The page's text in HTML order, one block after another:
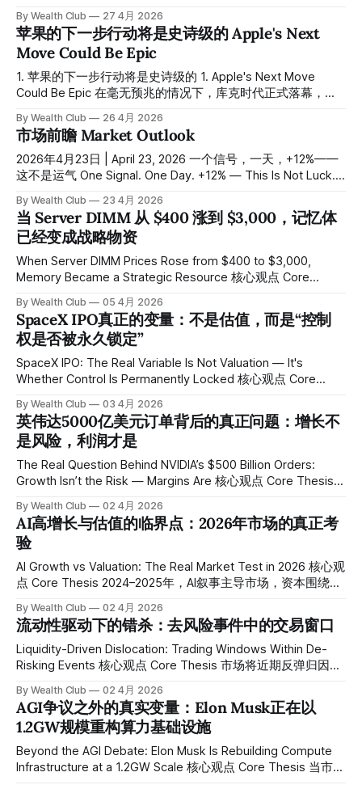
盈利能力最强的公司。如今，特斯拉、英伟达以及其他正在打
造下一代产品的公司引领潮流。只有名字变了。 Throughout
recorded history, the same pattern repeats: the most
important companies of any era dominate the conversation
of that era. In the 17th century, the
队严格的选股框架与量化买卖信号系统的双重支撑之上，并非
偶然。 Over the past two months, the Wealth Club team
and its members have achieved impressive results. The
majority of positions on the Trading Ideas list have recorded
significant gains, with short-term returns ranging from
By Wealth Club 27 4月 2026
苹果的下一步行动将是史诗级的 Apple's Next
Move Could Be Epic
1. 苹果的下一步行动将是史诗级的 1. Apple's Next Move
Could Be Epic 在毫无预兆的情况下，库克时代正式落幕，特
他。 Without any prior warning, the Cook era has officially
come to a close, and the Tenuous era has begun. If you are
not yet familiar with Tenaues, you will be soon. Wealth Club
团队认为，这是一个明智的战略部署。
By Wealth Club 26 4月 2026
市场前瞻 Market Outlook
2026年4月23日 | April 23, 2026 一个信号，一天，+12%——
这不是运气 One Signal. One Day. +12% — This Is Not Luck.
涨超过12%，从系统发出买入信号至今累计涨幅接近 +25%。
Yesterday, the team published an analysis of $ARM on the
platform. Today it surged more than 12% in a single session,
bringing the cumulative gain from
By Wealth Club 23 4月 2026
当 Server DIMM 从 $400 涨到 $3,000，记忆体
已经变成战略物资
When Server DIMM Prices Rose from $400 to $3,000,
Memory Became a Strategic Resource 核心观点 Core
量。如果你知道现在现货市场的成交量只剩下过去的百分之
一，就会明白——真正决定供需与厂商获利的，是合约价，不
是那条每天跳动的报价线。根据 Counterpoint Research，
2026年第一季度 DRAM 价格较上季度飙升80%至90%，创历
史新高。这不是普通的记忆体涨价周期，这是整条电子供应链
pricing data shows price — but not volume. If
By Wealth Club 05 4月 2026
SpaceX IPO真正的变量：不是估值，而是“控制
权是否被永久锁定”
SpaceX IPO: The Real Variable Is Not Valuation — It's
Whether Control Is Permanently Locked 核心观点 Core
身并不重要。真正决定其估值上限的，是 IPO 的结构设计——
具体而言，是双重股权结构是否被采用。2026年4月1日，
SpaceX 已向美国证券交易委员会秘密递交 IPO 文件，目标估
值1.75万亿美元，计划6月在纳斯达克上市，目标募资规模高
达750亿美元，将成为历史上规模最大的 IPO。 The market
By Wealth Club 03 4月 2026
英伟达5000亿美元订单背后的真正问题：增长不
是风险，利润才是
The Real Question Behind NVIDIA’s $500 Billion Orders:
Growth Isn’t the Risk — Margins Are 核心观点 Core Thesis
得关注的，并不是增长本身，而是增长结构的变化，以及市场
对这一结构的定价是否已经过于一致。 The market has
interpreted NVIDIA’s latest earnings as further confirmation
that AI demand continues to exceed expectations.
However, the key issue is not growth
By Wealth Club 02 4月 2026
AI高增长与估值的临界点：2026年市场的真正考
验
AI Growth vs Valuation: The Real Market Test in 2026 核心观
点 Core Thesis 2024–2025年，AI叙事主导市场，资本围绕算
常规增长阶段。 但进入2026年，市场的核心变量已经发生变
化——从“增长确认”，转向“增长是否足以支撑估值”。 From
2024 to 2025, the AI narrative dominated markets, with
capital rapidly concentrating around compute infrastructure,
into an extraordinary
By Wealth Club 02 4月 2026
流动性驱动下的错杀：去风险事件中的交易窗口
Liquidity-Driven Dislocation: Trading Windows Within De-
Risking Events 核心观点 Core Thesis 市场将近期反弹归因于
流动性，而非通胀本身。在当前环境中，风险资产的波动更接
近一次典型的“去风险事件（de-risking）”，而非基本面恶化
所引发的系统性调整。这种环境下，价格错杀往往来自仓位与
杠杆的被动调整，而非企业价值的实质性变化。 Markets are
attributing the recent rebound to “moderate inflation,” but
By Wealth Club 02 4月 2026
AGI争议之外的真实变量：Elon Musk正在以
1.2GW规模重构算力基础设施
Beyond the AGI Debate: Elon Musk Is Rebuilding Compute
Infrastructure at a 1.2GW Scale 核心观点 Core Thesis 当市场